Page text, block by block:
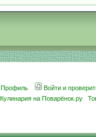
Профиль Войти и
Кулинария на Поварёнок.ру